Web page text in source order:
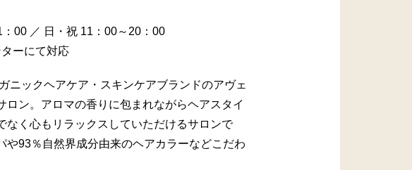
00 ／ 日・祝 11：00～20：00
ーにて対応
ニックヘアケア・スキンケアブランドのアヴェ
ロン。アロマの香りに包まれながらヘアスタイ
なく心もリラックスしていただけるサロンで
や93％自然界成分由来のヘアカラーなどこだわ